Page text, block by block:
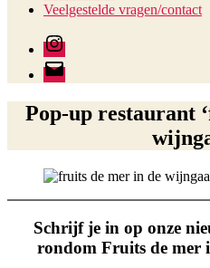
Veelgestelde vragen/contact
Instagram
E-
mail
Pop-up restaurant
Schrijf je in op onze
rondom Fruits de mer